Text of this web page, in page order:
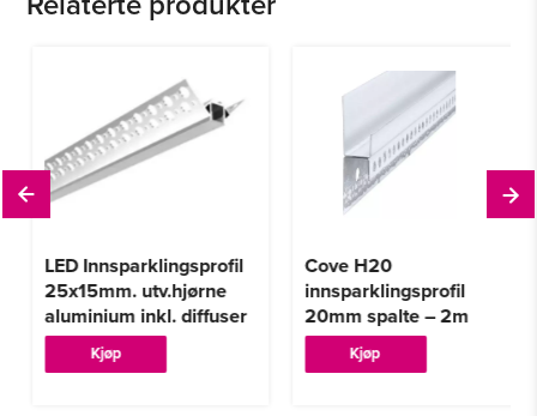
LED Innsparklingsprofil
25x15mm. utv.hjørne
aluminium inkl. diffuser
Kjøp
Cove H20
innsparklingsprofil
20mm spalte – 2m
Kjøp